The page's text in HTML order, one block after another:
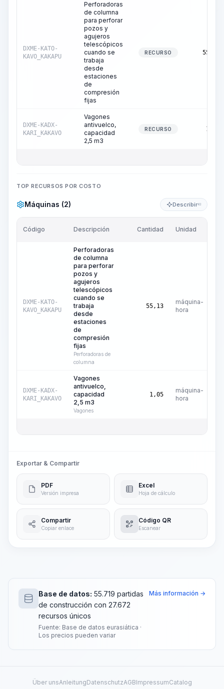
DXME-KATO-
KAVO_KAKAPU
Perforadoras
de columna
para perforar
pozos y
agujeros
telescópicos
cuando se
trabaja
desde
estaciones
de
compresión
fijas
RECURSO 55,13
DXME-KADX-
KARI_KAKAVO
Vagones
antivuelco,
capacidad
2,5 m3
RECURSO 1,05
TOP RECURSOS POR COSTO
Máquinas (2) DescribirKI
Código Descripción Cantidad Unidad
DXME-KATO-
KAVO_KAKAPU
Perforadoras
de columna
para perforar
pozos y
agujeros
telescópicos
cuando se
trabaja
desde
estaciones
de
compresión
fijas
Perforadoras de
columna
55,13
máquina-
hora
DXME-KADX-
KARI_KAKAVO
Vagones
antivuelco,
capacidad
2,5 m3
Vagones
1,05
máquina-
hora
Exportar & Compartir
PDF
Versión impresa
Excel
Hoja de cálculo
Compartir
Copiar enlace
Código QR
Escanear
Base de datos: 55.719 partidas
de construcción con 27.672
recursos únicos
Fuente: Base de datos eurasiática ·
Los precios pueden variar
Más información →
Über unsAnleitungDatenschutzAGBImpressumCatalog